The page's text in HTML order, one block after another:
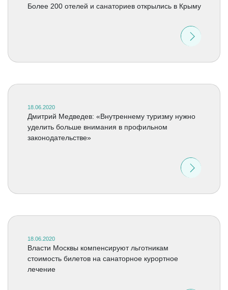
Более 200 отелей и санаториев открылись в Крыму
18.06.2020
Дмитрий Медведев: «Внутреннему туризму нужно
уделить больше внимания в профильном
законодательстве»
18.06.2020
Власти Москвы компенсируют льготникам
стоимость билетов на санаторное курортное
лечение